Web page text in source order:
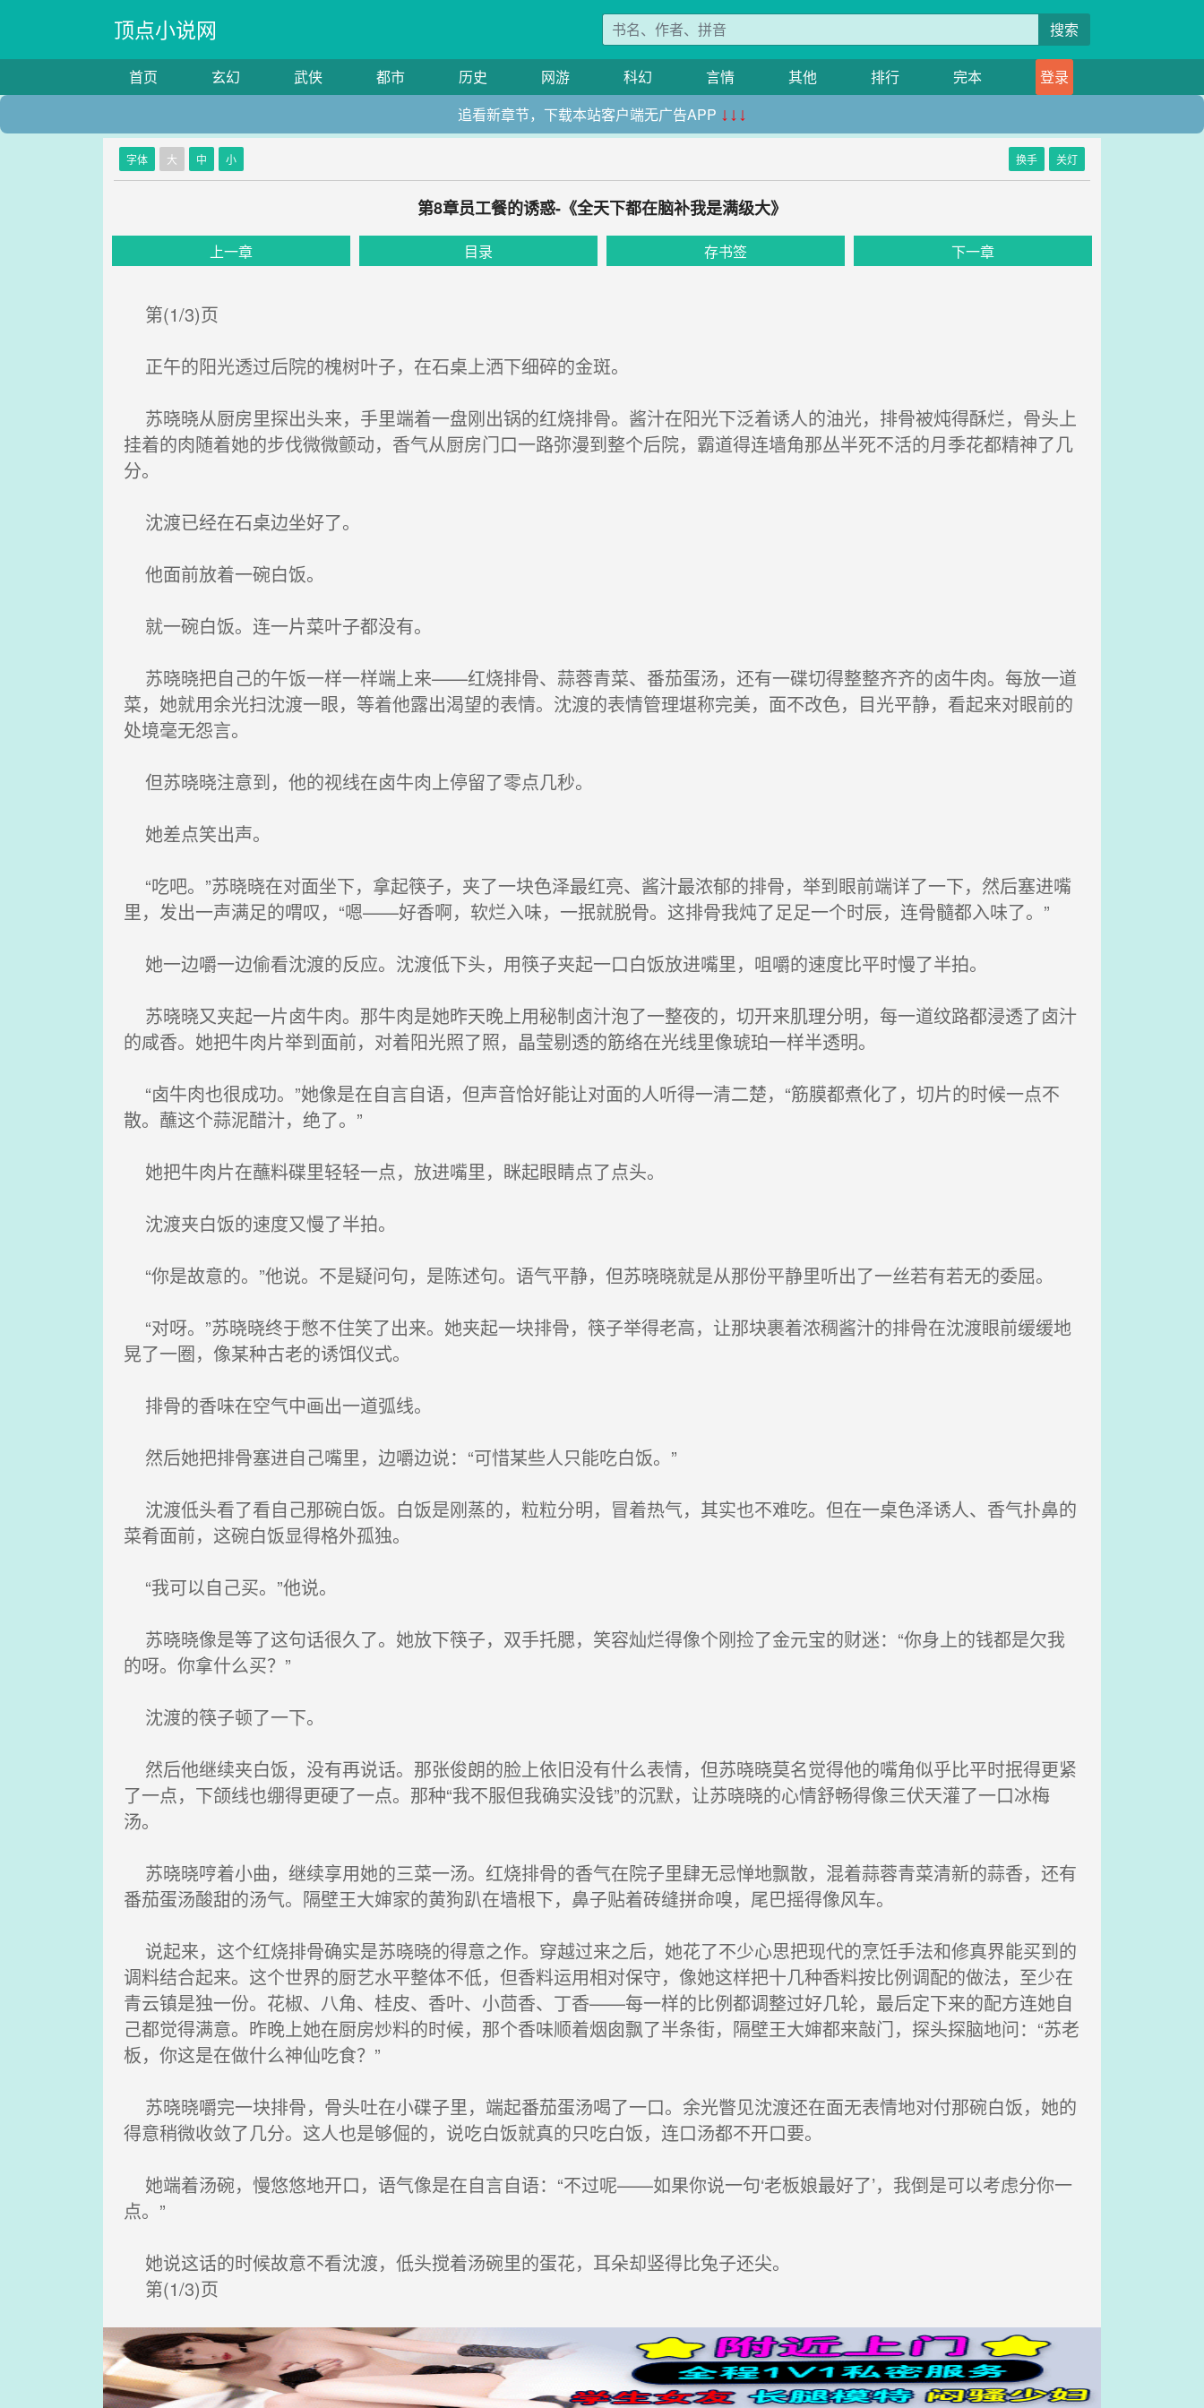
顶点小说网 搜索
首页 玄幻 武侠 都市 历史 网游 科幻 言情 其他 排行 完本
登录
追看新章节，下载本站客户端无广告APP ↓↓↓
字体 大 中 小 换手 关灯
第8章员工餐的诱惑-《全天下都在脑补我是满级大》
上一章 目录 存书签 下一章
第(1/3)页
正午的阳光透过后院的槐树叶子，在石桌上洒下细碎的金斑。
苏晓晓从厨房里探出头来，手里端着一盘刚出锅的红烧排骨。酱汁在阳光下泛着诱人的油光，排骨被炖得酥烂，骨头上
挂着的肉随着她的步伐微微颤动，香气从厨房门口一路弥漫到整个后院，霸道得连墙角那丛半死不活的月季花都精神了几
分。
沈渡已经在石桌边坐好了。
他面前放着一碗白饭。
就一碗白饭。连一片菜叶子都没有。
苏晓晓把自己的午饭一样一样端上来——红烧排骨、蒜蓉青菜、番茄蛋汤，还有一碟切得整整齐齐的卤牛肉。每放一道
菜，她就用余光扫沈渡一眼，等着他露出渴望的表情。沈渡的表情管理堪称完美，面不改色，目光平静，看起来对眼前的
处境毫无怨言。
但苏晓晓注意到，他的视线在卤牛肉上停留了零点几秒。
她差点笑出声。
“吃吧。”苏晓晓在对面坐下，拿起筷子，夹了一块色泽最红亮、酱汁最浓郁的排骨，举到眼前端详了一下，然后塞进嘴
里，发出一声满足的喟叹，“嗯——好香啊，软烂入味，一抿就脱骨。这排骨我炖了足足一个时辰，连骨髓都入味了。”
她一边嚼一边偷看沈渡的反应。沈渡低下头，用筷子夹起一口白饭放进嘴里，咀嚼的速度比平时慢了半拍。
苏晓晓又夹起一片卤牛肉。那牛肉是她昨天晚上用秘制卤汁泡了一整夜的，切开来肌理分明，每一道纹路都浸透了卤汁
的咸香。她把牛肉片举到面前，对着阳光照了照，晶莹剔透的筋络在光线里像琥珀一样半透明。
“卤牛肉也很成功。”她像是在自言自语，但声音恰好能让对面的人听得一清二楚，“筋膜都煮化了，切片的时候一点不
散。蘸这个蒜泥醋汁，绝了。”
她把牛肉片在蘸料碟里轻轻一点，放进嘴里，眯起眼睛点了点头。
沈渡夹白饭的速度又慢了半拍。
“你是故意的。”他说。不是疑问句，是陈述句。语气平静，但苏晓晓就是从那份平静里听出了一丝若有若无的委屈。
“对呀。”苏晓晓终于憋不住笑了出来。她夹起一块排骨，筷子举得老高，让那块裹着浓稠酱汁的排骨在沈渡眼前缓缓地
晃了一圈，像某种古老的诱饵仪式。
排骨的香味在空气中画出一道弧线。
然后她把排骨塞进自己嘴里，边嚼边说：“可惜某些人只能吃白饭。”
沈渡低头看了看自己那碗白饭。白饭是刚蒸的，粒粒分明，冒着热气，其实也不难吃。但在一桌色泽诱人、香气扑鼻的
菜肴面前，这碗白饭显得格外孤独。
“我可以自己买。”他说。
苏晓晓像是等了这句话很久了。她放下筷子，双手托腮，笑容灿烂得像个刚捡了金元宝的财迷：“你身上的钱都是欠我
的呀。你拿什么买？”
沈渡的筷子顿了一下。
然后他继续夹白饭，没有再说话。那张俊朗的脸上依旧没有什么表情，但苏晓晓莫名觉得他的嘴角似乎比平时抿得更紧
了一点，下颌线也绷得更硬了一点。那种“我不服但我确实没钱”的沉默，让苏晓晓的心情舒畅得像三伏天灌了一口冰梅
汤。
苏晓晓哼着小曲，继续享用她的三菜一汤。红烧排骨的香气在院子里肆无忌惮地飘散，混着蒜蓉青菜清新的蒜香，还有
番茄蛋汤酸甜的汤气。隔壁王大婶家的黄狗趴在墙根下，鼻子贴着砖缝拼命嗅，尾巴摇得像风车。
说起来，这个红烧排骨确实是苏晓晓的得意之作。穿越过来之后，她花了不少心思把现代的烹饪手法和修真界能买到的
调料结合起来。这个世界的厨艺水平整体不低，但香料运用相对保守，像她这样把十几种香料按比例调配的做法，至少在
青云镇是独一份。花椒、八角、桂皮、香叶、小茴香、丁香——每一样的比例都调整过好几轮，最后定下来的配方连她自
己都觉得满意。昨晚上她在厨房炒料的时候，那个香味顺着烟囱飘了半条街，隔壁王大婶都来敲门，探头探脑地问：“苏老
板，你这是在做什么神仙吃食？”
苏晓晓嚼完一块排骨，骨头吐在小碟子里，端起番茄蛋汤喝了一口。余光瞥见沈渡还在面无表情地对付那碗白饭，她的
得意稍微收敛了几分。这人也是够倔的，说吃白饭就真的只吃白饭，连口汤都不开口要。
她端着汤碗，慢悠悠地开口，语气像是在自言自语：“不过呢——如果你说一句‘老板娘最好了’，我倒是可以考虑分你一
点。”
她说这话的时候故意不看沈渡，低头搅着汤碗里的蛋花，耳朵却竖得比兔子还尖。
第(1/3)页